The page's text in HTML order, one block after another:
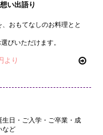
い出語り
おもてなしのお料理とと
びいただけます。
より
生日・ご入学・ご卒業・成
など